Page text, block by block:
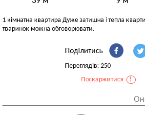
1 кімнатна квартира Дуже затишна і тепла
тваринок можна обговорювати.
Поділитись
Переглядів: 250
Поскаржитися
!